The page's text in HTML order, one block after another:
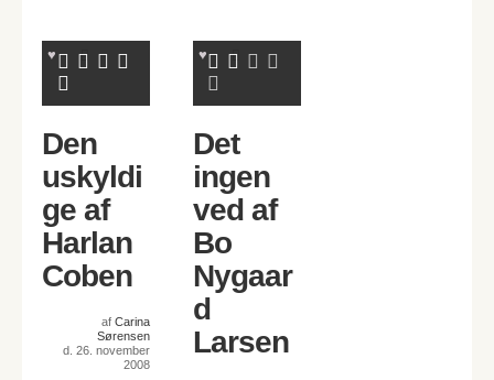
Den
uskyldi
ge af
Harlan
Coben
af Carina
Sørensen
d. 26. november
2008
Det
ingen
ved af
Bo
Nygaar
d
Larsen